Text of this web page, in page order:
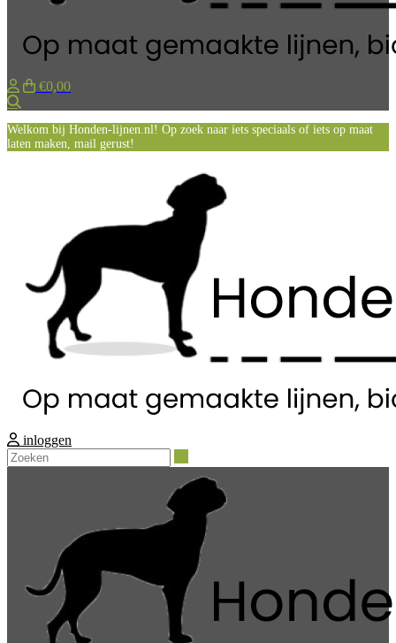
€0,00
Welkom bij Honden-lijnen.nl! Op zoek naar iets speciaals of iets op maat
laten maken, mail gerust!
inloggen